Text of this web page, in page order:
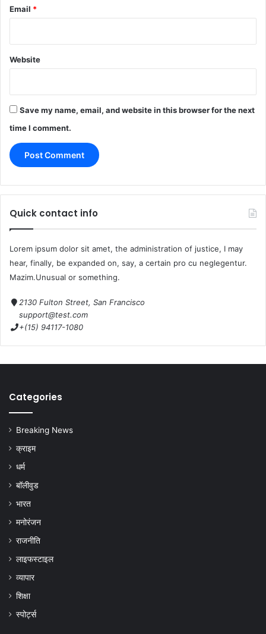
Email *
Website
Save my name, email, and website in this browser for the next
time I comment.
Quick contact info
Lorem ipsum dolor sit amet, the administration of justice, I may
hear, finally, be expanded on, say, a certain pro cu neglegentur.
Mazim.Unusual or something.
2130 Fulton Street, San Francisco
support@test.com
+(15) 94117-1080
Categories
Breaking News
क्राइम
धर्म
बॉलीवुड
भारत
मनोरंजन
राजनीति
लाइफस्टाइल
व्यापार
शिक्षा
स्पोर्ट्स